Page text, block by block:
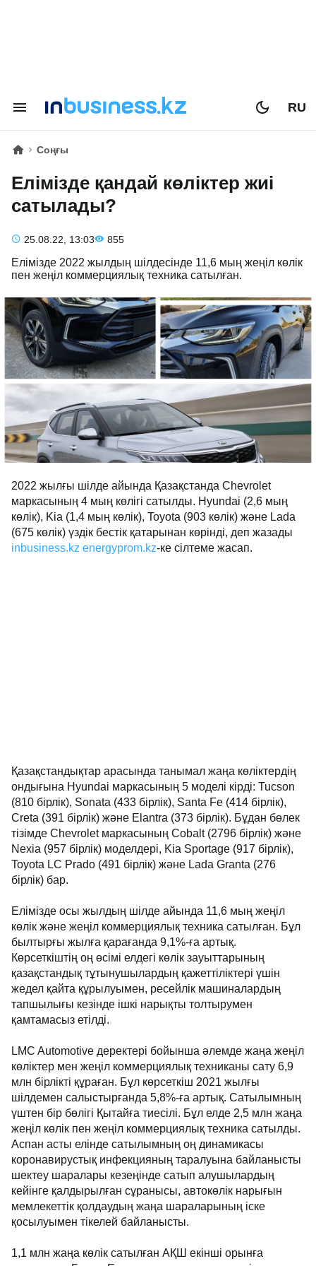
RU
Соңғы
Елімізде қандай көліктер жиі
сатылады?
25.08.22, 13:03 855
Елімізде 2022 жылдың шілдесінде 11,6 мың жеңіл көлік
пен жеңіл коммерциялық техника сатылған.
2022 жылғы шілде айында Қазақстанда Chevrolet
маркасының 4 мың көлігі сатылды. Hyundai (2,6 мың
көлік), Kia (1,4 мың көлік), Toyota (903 көлік) және Lada
(675 көлік) үздік бестік қатарынан көрінді, деп жазады
inbusiness.kz energyprom.kz-ке сілтеме жасап.
Қазақстандықтар арасында танымал жаңа көліктердің
ондығына Hyundai маркасының 5 моделі кірді: Tucson
(810 бірлік), Sonata (433 бірлік), Santa Fe (414 бірлік),
Creta (391 бірлік) және Elantra (373 бірлік). Бұдан бөлек
тізімде Chevrolet маркасының Cobalt (2796 бірлік) және
Nexia (957 бірлік) моделдері, Kia Sportage (917 бірлік),
Toyota LC Prado (491 бірлік) және Lada Granta (276
бірлік) бар.
Елімізде осы жылдың шілде айында 11,6 мың жеңіл
көлік және жеңіл коммерциялық техника сатылған. Бұл
былтырғы жылға қарағанда 9,1%-ға артық.
Көрсеткіштің оң өсімі елдегі көлік зауыттарының
қазақстандық тұтынушылардың қажеттіліктері үшін
жедел қайта құрылуымен, ресейлік машиналардың
тапшылығы кезінде ішкі нарықты толтырумен
қамтамасыз етілді.
LMC Automotive деректері бойынша әлемде жаңа жеңіл
көліктер мен жеңіл коммерциялық техниканы сату 6,9
млн бірлікті құраған. Бұл көрсеткіш 2021 жылғы
шілдемен салыстырғанда 5,8%-ға артық. Сатылымның
үштен бір бөлігі Қытайға тиесілі. Бұл елде 2,5 млн жаңа
жеңіл көлік пен жеңіл коммерциялық техника сатылды.
Аспан асты елінде сатылымның оң динамикасы
коронавирустық инфекцияның таралуына байланысты
шектеу шаралары кезеңінде сатып алушылардың
кейінге қалдырылған сұранысы, автокөлік нарығын
мемлекеттік қолдаудың жаңа шараларының іске
қосылуымен тікелей байланысты.
1,1 млн жаңа көлік сатылған АҚШ екінші орынға